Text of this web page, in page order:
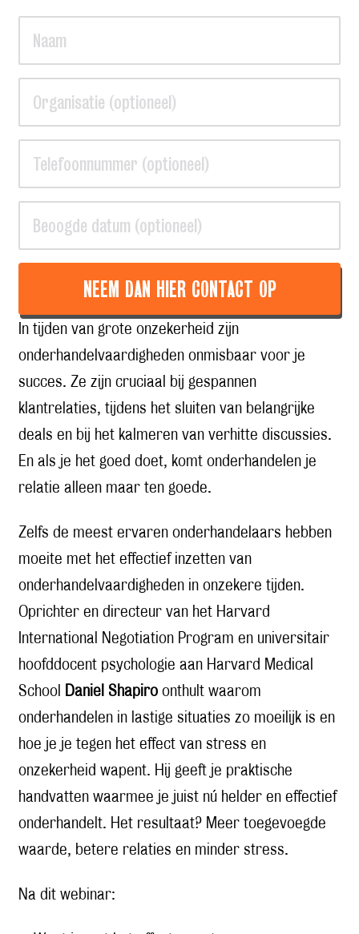
NEEM DAN HIER CONTACT OP
In tijden van grote onzekerheid zijn
onderhandelvaardigheden onmisbaar voor je
succes. Ze zijn cruciaal bij gespannen
klantrelaties, tijdens het sluiten van belangrijke
deals en bij het kalmeren van verhitte discussies.
En als je het goed doet, komt onderhandelen je
relatie alleen maar ten goede.
Zelfs de meest ervaren onderhandelaars hebben
moeite met het effectief inzetten van
onderhandelvaardigheden in onzekere tijden.
Oprichter en directeur van het Harvard
International Negotiation Program en universitair
hoofddocent psychologie aan Harvard Medical
School
Daniel Shapiro onthult waarom
onderhandelen in lastige situaties zo moeilijk is en
hoe je je tegen het effect van stress en
onzekerheid wapent. Hij geeft je praktische
handvatten waarmee je juist nú helder en effectief
onderhandelt. Het resultaat? Meer toegevoegde
waarde, betere relaties en minder stress.
Na dit webinar: